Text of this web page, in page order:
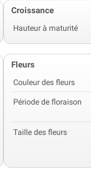
Croissance
Hauteur à maturité
Fleurs
Couleur des fleurs
Période de floraison
Taille des fleurs